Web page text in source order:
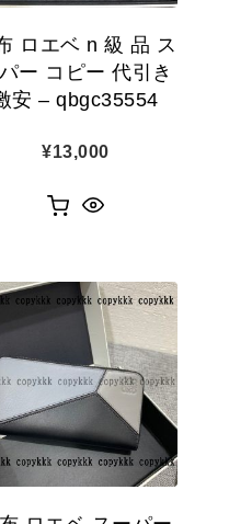
ロエベ n 級 品 ス
ー コピー 代引き
安 – qbgc35554
¥13,000